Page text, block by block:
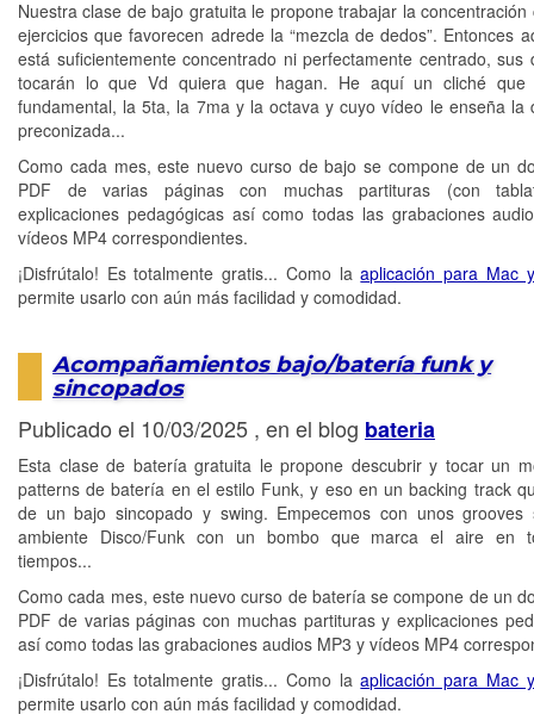
Nuestra clase de bajo gratuita le propone trabajar la concentración
ejercicios que favorecen adrede la “mezcla de dedos”. Entonces
está suficientemente concentrado ni perfectamente centrado, sus
tocarán lo que Vd quiera que hagan. He aquí un cliché que
fundamental, la 5ta, la 7ma y la octava y cuyo vídeo le enseña la
preconizada...
Como cada mes, este nuevo curso de bajo se compone de un
PDF de varias páginas con muchas partituras (con
explicaciones pedagógicas así como todas las grabaciones
vídeos MP4 correspondientes.
¡Disfrútalo! Es totalmente gratis... Como laaplicación para Mac
permite usarlo con aún más facilidad y comodidad.
Acompañamientos bajo/batería funk y
sincopados
Publicado el 10/03/2025 , en el blog bateria
Esta clase de batería gratuita le propone descubrir y tocar un
patterns de batería en el estilo Funk, y eso en un backing track
de un bajo sincopado y swing. Empecemos con unos grooves
ambiente Disco/Funk con un bombo que marca el aire en
tiempos...
Como cada mes, este nuevo curso de batería se compone de un
PDF de varias páginas con muchas partituras y explicaciones
así como todas las grabaciones audios MP3 y vídeos MP4
¡Disfrútalo! Es totalmente gratis... Como laaplicación para Mac
permite usarlo con aún más facilidad y comodidad.